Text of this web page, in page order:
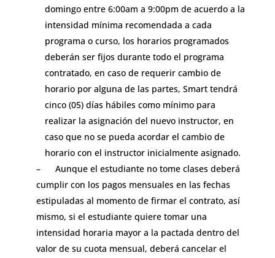
domingo entre 6:00am a 9:00pm de acuerdo a la
intensidad mínima recomendada a cada
programa o curso, los horarios programados
deberán ser fijos durante todo el programa
contratado, en caso de requerir cambio de
horario por alguna de las partes, Smart tendrá
cinco (05) días hábiles como mínimo para
realizar la asignación del nuevo instructor, en
caso que no se pueda acordar el cambio de
horario con el instructor inicialmente asignado.
– Aunque el estudiante no tome clases deberá
cumplir con los pagos mensuales en las fechas
estipuladas al momento de firmar el contrato, así
mismo, si el estudiante quiere tomar una
intensidad horaria mayor a la pactada dentro del
valor de su cuota mensual, deberá cancelar el